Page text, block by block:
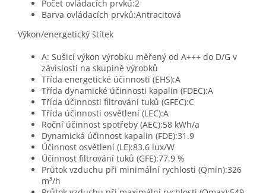
Počet ovládacích prvků:2
Barva ovládacích prvků:Antracitová
Výkon/energetický štítek
A: Sušicí výkon výrobku měřený od A+++ do D/G v
závislosti na skupině výrobků
Třída energetické účinnosti (EHS):A
Třída dynamické účinnosti kapalin (FDEC):A
Třída účinnosti filtrování tuků (GFEC):C
Třída účinnosti osvětlení (LEC):A
Roční účinnost spotřeby (AEC):58 kWh/a
Dynamická účinnost kapalin (FDE):31.9
Účinnost osvětlení (LE):83.6 lux/W
Účinnost filtrování tuků (GFE):77.9 %
Průtok vzduchu při minimální rychlosti (Qmin):326
m³/h